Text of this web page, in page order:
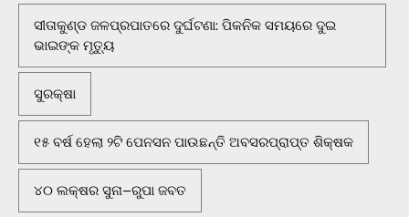
ସୀତାକୁଣ୍ଡ ଜଳପ୍ରପାତରେ ଦୁର୍ଘଟଣା: ପିକନିକ ସମୟରେ ଦୁଇ
ଭାଇଙ୍କ ମୃତ୍ୟୁ
ସୁରକ୍ଷା
୧୫ ବର୍ଷ ହେଲା ୨ଟି ପେନସନ ପାଉଛନ୍ତି ଅବସରପ୍ରାପ୍ତ ଶିକ୍ଷକ
୪୦ ଲକ୍ଷର ସୁନା–ରୁପା ଜବତ